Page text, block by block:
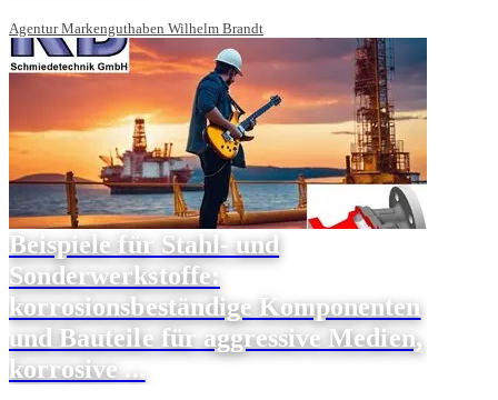
Agentur Markenguthaben Wilhelm Brandt
Beispiele für Stahl- und
Sonderwerkstoffe:
korrosionsbeständige Komponenten
und Bauteile für aggressive Medien,
korrosive ...